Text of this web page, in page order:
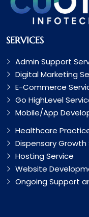
SERVICES
Admin Support
Digital Marketing
E-Commerce
Go HighLevel
Mobile/App
Healthcare
Dispensary Growth
Hosting Service
Website
Ongoing Support